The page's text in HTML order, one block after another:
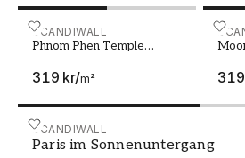
SCANDIWALL
Phnom Phen Temple
319 kr/m²
Phnom Phen Temple Cambodia
SCANDIWALL
Paris im Sonnenuntergang
Paris im Sonnenuntergang